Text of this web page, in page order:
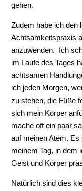
gehen.
Zudem habe ich den
Achtsamkeitspraxis
anzuwenden. Ich
im Laufe des Tages
achtsamen
ich jeden Morgen,
zu stehen, die Füße
sich mein Körper
mache oft ein paar
auf meinen Atem.
meinem Tag, in dem
Geist und Körper
Natürlich sind dies